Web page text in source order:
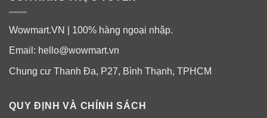
Wowmart.VN | 100% hàng ngoại nhập.
Email: hello@wowmart.vn
Chung cư Thanh Đa, P27, Bình Thạnh, TPHCM
QUY ĐỊNH VÀ CHÍNH SÁCH